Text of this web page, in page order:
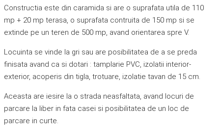
Constructia este din caramida si are o suprafata utila de 110
mp + 20 mp terasa, o suprafata contruita de 150 mp si se
extinde pe un teren de 500 mp, avand orientarea spre V.
Locuinta se vinde la gri sau are posibilitatea de a se preda
finisata avand ca si dotari : tamplarie PVC, izolatii interior-
exterior, acoperis din tigla, trotuare, izolatie tavan de 15 cm.
Aceasta are iesire la o strada neasfaltata, avand locuri de
parcare la liber in fata casei si posibilitatea de un loc de
parcare in curte.